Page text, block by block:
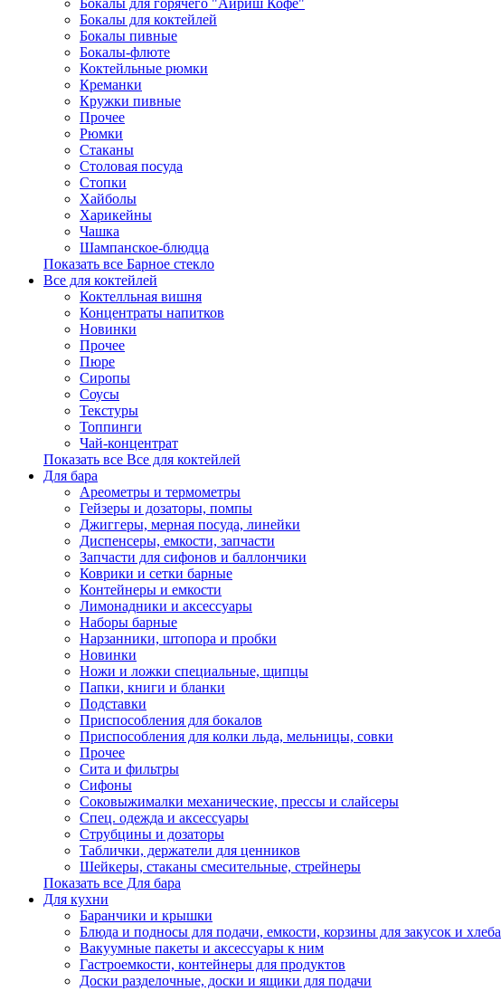
Бокалы для горячего "Айриш Кофе"
Бокалы для коктейлей
Бокалы пивные
Бокалы-флюте
Коктейльные рюмки
Креманки
Кружки пивные
Прочее
Рюмки
Стаканы
Столовая посуда
Стопки
Хайболы
Харикейны
Чашка
Шампанское-блюдца
Показать все Барное стекло
Все для коктейлей
Коктелльная вишня
Концентраты напитков
Новинки
Прочее
Пюре
Сиропы
Соусы
Текстуры
Топпинги
Чай-концентрат
Показать все Все для коктейлей
Для бара
Ареометры и термометры
Гейзеры и дозаторы, помпы
Джиггеры, мерная посуда, линейки
Диспенсеры, емкости, запчасти
Запчасти для сифонов и баллончики
Коврики и сетки барные
Контейнеры и емкости
Лимонадники и аксессуары
Наборы барные
Нарзанники, штопора и пробки
Новинки
Ножи и ложки специальные, щипцы
Папки, книги и бланки
Подставки
Приспособления для бокалов
Приспособления для колки льда, мельницы, совки
Прочее
Сита и фильтры
Сифоны
Соковыжималки механические, прессы и слайсеры
Спец. одежда и аксессуары
Струбцины и дозаторы
Таблички, держатели для ценников
Шейкеры, стаканы смесительные, стрейнеры
Показать все Для бара
Для кухни
Баранчики и крышки
Блюда и подносы для подачи, емкости, корзины для закусок и хлеба
Вакуумные пакеты и аксессуары к ним
Гастроемкости, контейнеры для продуктов
Доски разделочные, доски и ящики для подачи